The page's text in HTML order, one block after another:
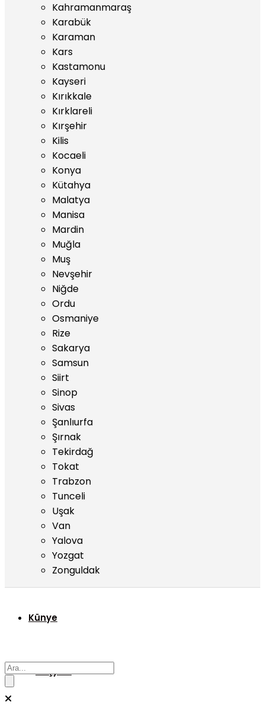
Kahramanmaraş
Karabük
Karaman
Kars
Kastamonu
Kayseri
Kırıkkale
Kırklareli
Kırşehir
Kilis
Kocaeli
Konya
Kütahya
Malatya
Manisa
Mardin
Muğla
Muş
Nevşehir
Niğde
Ordu
Osmaniye
Rize
Sakarya
Samsun
Siirt
Sinop
Sivas
Şanlıurfa
Şırnak
Tekirdağ
Tokat
Trabzon
Tunceli
Uşak
Van
Yalova
Yozgat
Zonguldak
Künye
Başyazı